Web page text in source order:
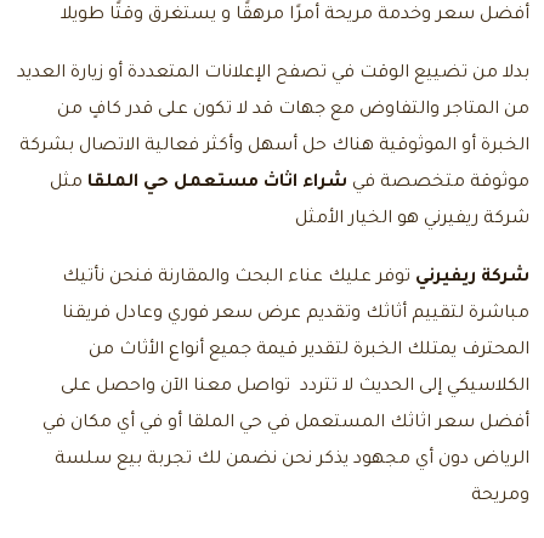
أفضل سعر وخدمة مريحة أمرًا مرهقًا و يستغرق وقتًا طويلا
بدلا من تضييع الوقت في تصفح الإعلانات المتعددة أو زيارة العديد
من المتاجر والتفاوض مع جهات قد لا تكون على قدر كافٍ من
الخبرة أو الموثوقية هناك حل أسهل وأكثر فعالية الاتصال بشركة
موثوقة متخصصة في شراء اثاث مستعمل حي الملقا مثل
شركة ريفيرني هو الخيار الأمثل
شركة ريفيرني توفر عليك عناء البحث والمقارنة فنحن نأتيك
مباشرة لتقييم أثاثك وتقديم عرض سعر فوري وعادل فريقنا
المحترف يمتلك الخبرة لتقدير قيمة جميع أنواع الأثاث من
الكلاسيكي إلى الحديث لا تتردد تواصل معنا الآن واحصل على
أفضل سعر اثاثك المستعمل في حي الملقا أو في أي مكان في
الرياض دون أي مجهود يذكر نحن نضمن لك تجربة بيع سلسة
ومريحة